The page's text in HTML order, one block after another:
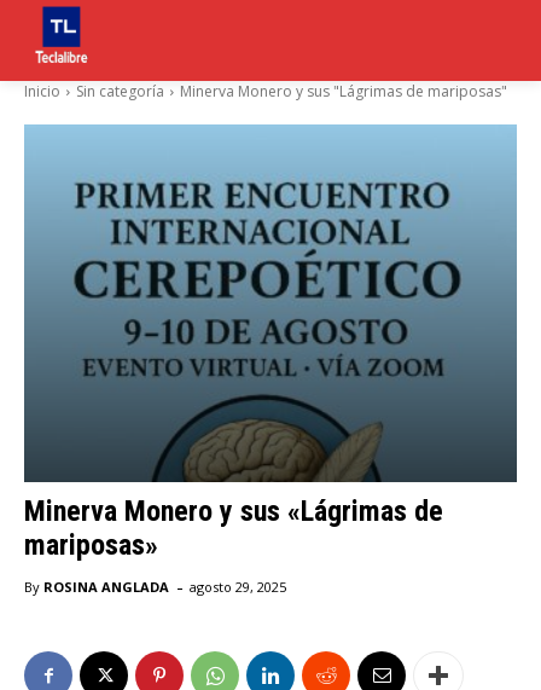
Inicio Sin categoría Minerva Monero y sus "Lágrimas de mariposas"
Minerva Monero y sus «Lágrimas de
mariposas»
By ROSINA ANGLADA - agosto 29, 2025